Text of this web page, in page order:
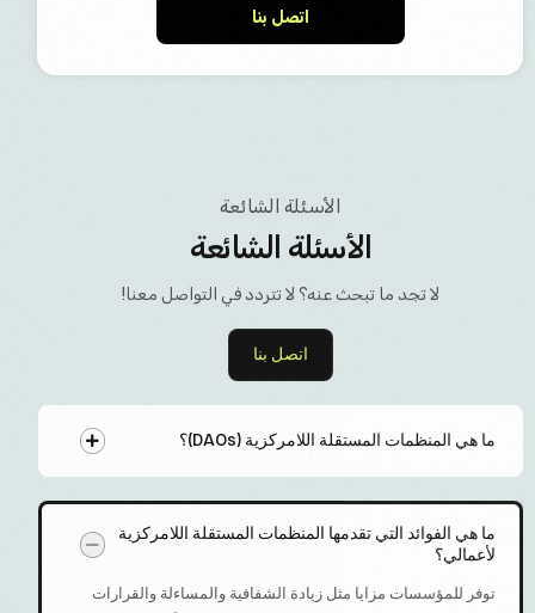
اتصل بنا
الأسئلة الشائعة
الأسئلة الشائعة
لا تجد ما تبحث عنه؟ لا تتردد في التواصل معنا!
اتصل بنا
ما هي المنظمات المستقلة اللامركزية (DAOs)؟
ما هي الفوائد التي تقدمها المنظمات المستقلة اللامركزية
لأعمالي؟
توفر للمؤسسات مزايا مثل زيادة الشفافية والمساءلة والقرارات